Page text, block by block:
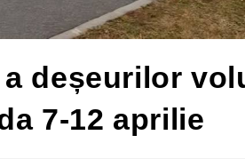
deșeurilor
7-12 aprilie